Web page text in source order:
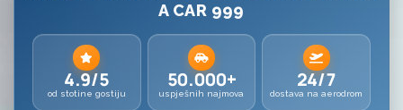
A CAR 999
4.9/5
od stotine gostiju
50.000+
uspješnih najmova
24/7
dostava na aerodrom